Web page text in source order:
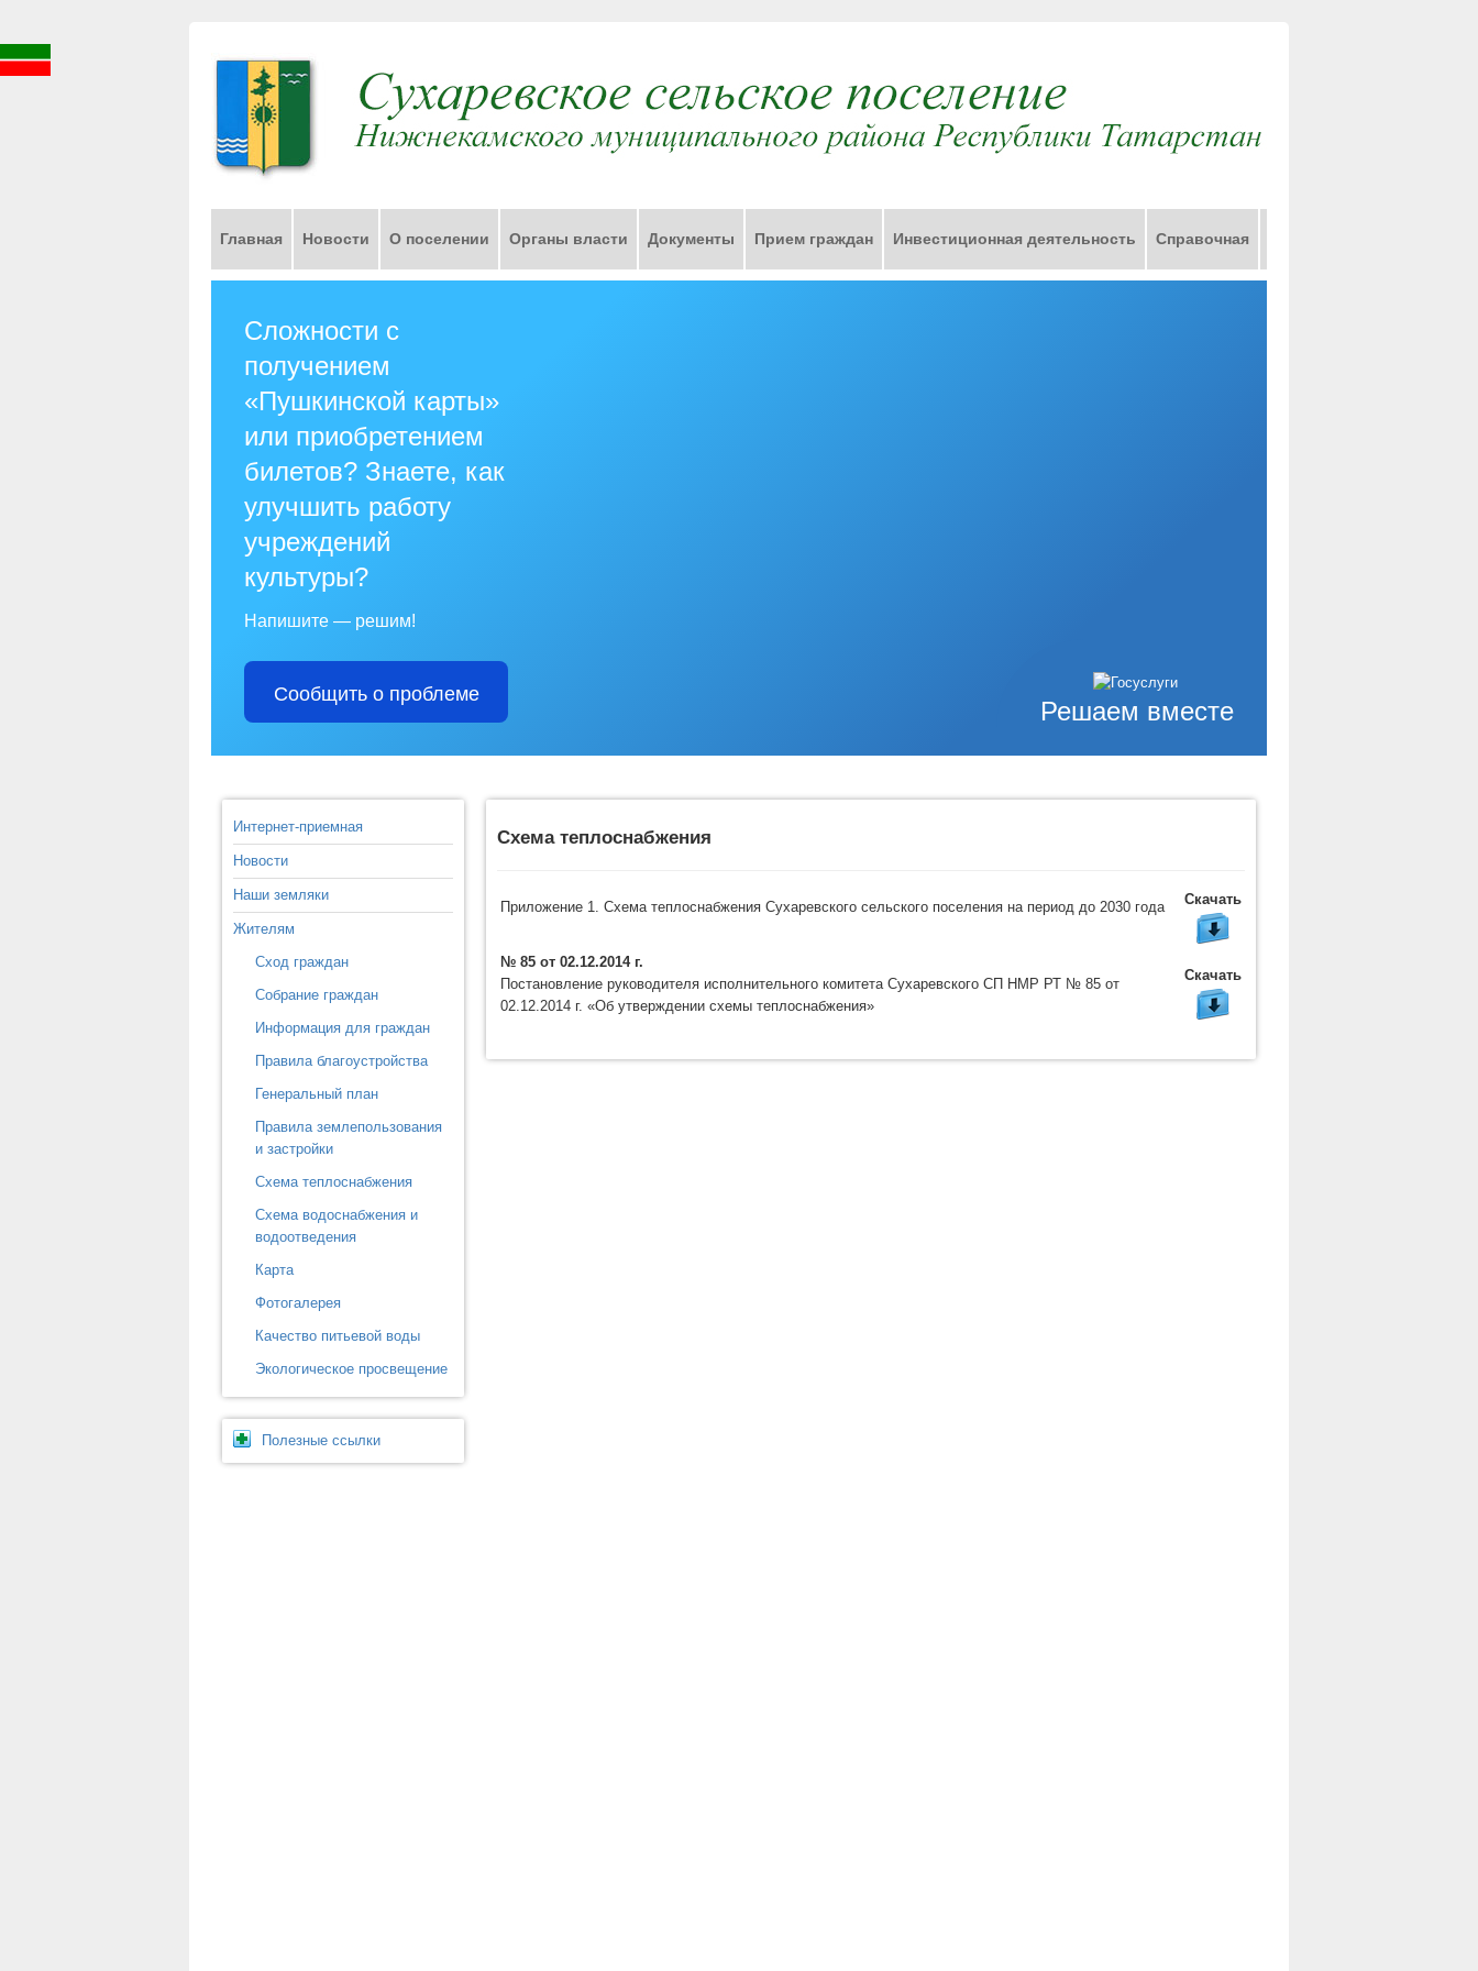
Главная Новости О поселении Органы власти Документы Прием граждан Инвестиционная деятельность Справочная
Решаем вместе
Сложности с
получением
«Пушкинской карты»
или приобретением
билетов? Знаете, как
улучшить работу
учреждений
культуры?
Напишите — решим!
Сообщить о проблеме
Интернет-приемная
Новости
Наши земляки
Жителям
Сход граждан
Собрание граждан
Информация для граждан
Правила благоустройства
Генеральный план
Правила землепользования
и застройки
Схема теплоснабжения
Схема водоснабжения и
водоотведения
Карта
Фотогалерея
Качество питьевой воды
Экологическое просвещение
Полезные ссылки
Схема теплоснабжения
Приложение 1. Схема теплоснабжения Сухаревского сельского поселения на период до 2030 года Скачать
№ 85 от 02.12.2014 г.
Постановление руководителя исполнительного комитета Сухаревского СП НМР РТ № 85 от
02.12.2014 г. «Об утверждении схемы теплоснабжения»
Скачать